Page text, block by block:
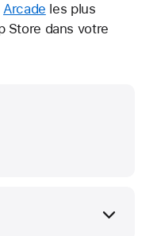
Arcade les plus
Store dans votre